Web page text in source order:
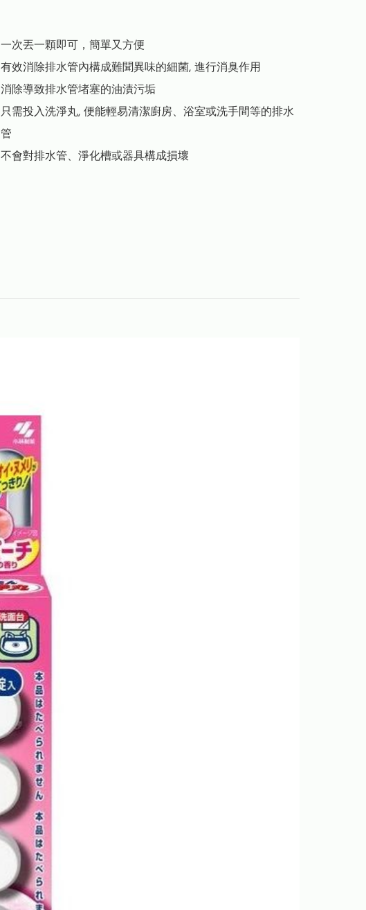
一次丟一顆即可，簡單又方便
有效消除排水管內構成難聞異味的細菌, 進行消臭作用
消除導致排水管堵塞的油漬污垢
只需投入洗淨丸, 便能輕易清潔廚房、浴室或洗手間等的排水
管
不會對排水管、淨化槽或器具構成損壞